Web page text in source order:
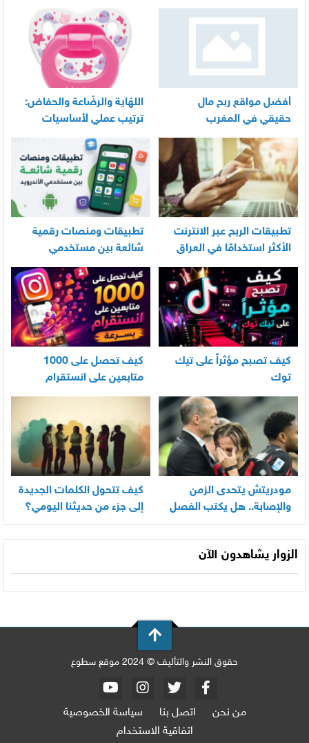
أفضل مواقع ربح مال
حقيقي في المغرب
اللهّاية والرضّاعة والحفاض:
ترتيب عملي لأساسيات
العناية اليومية بالرضيع
تطبيقات الربح عبر الانترنت
الأكثر استخدامًا في العراق
تطبيقات ومنصات رقمية
شائعة بين مستخدمي
الأندرويد
كيف تصبح مؤثراً على تيك
توك
كيف تحصل على 1000
متابعين على انستقرام
بسرعة
مودريتش يتحدى الزمن
والإصابة.. هل يكتب الفصل
الأخير في أسطورته
المونديالية؟
كيف تتحول الكلمات الجديدة
إلى جزء من حديثنا اليومي؟
الزوار يشاهدون الآن
حقوق النشر والتأليف © 2024 موقع سطوع
من نحن اتصل بنا
سياسة الخصوصية
اتفاقية الاستخدام